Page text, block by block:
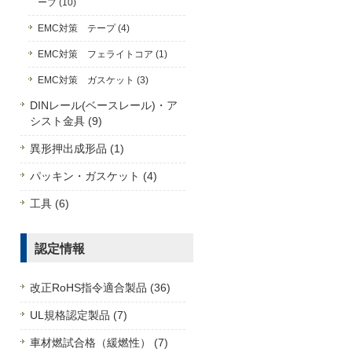
ーブ (10)
EMC対策 テープ (4)
EMC対策 フェライトコア (1)
EMC対策 ガスケット (3)
DINレール(ベースレール)・ア
シスト金具 (9)
異形押出成形品 (1)
パッキン・ガスケット (4)
工具 (6)
認定情報
改正RoHS指令適合製品 (36)
UL規格認定製品 (7)
車材燃試合格（緩燃性） (7)